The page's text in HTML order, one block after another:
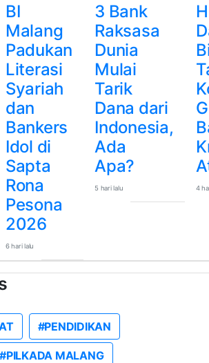
BI
Malang
Padukan
Literasi
Syariah
dan
Bankers
Idol di
Sapta
Rona
Pesona
2026
6 hari lalu
3 Bank
Raksasa
Dunia
Mulai
Tarik
Dana dari
Indonesia,
Ada
Apa?
5 hari lalu 4
#PENDIDIKAN
#PILKADA MALANG